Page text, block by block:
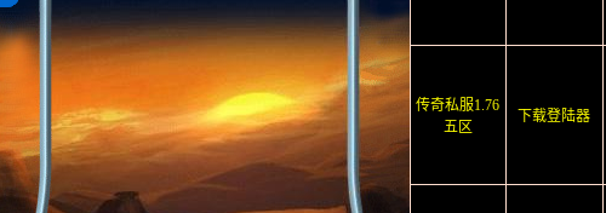
传奇私服1.76
五区
下载登陆器